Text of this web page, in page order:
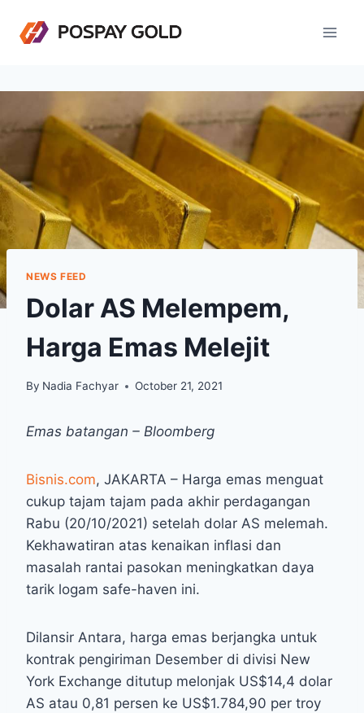
NEWS FEED
Dolar AS Melempem,
Harga Emas Melejit
By Nadia Fachyar October 21, 2021
Emas batangan – Bloomberg
Bisnis.com, JAKARTA – Harga emas menguat
cukup tajam tajam pada akhir perdagangan
Rabu (20/10/2021) setelah dolar AS melemah.
Kekhawatiran atas kenaikan inflasi dan
masalah rantai pasokan meningkatkan daya
tarik logam safe-haven ini.
Dilansir Antara, harga emas berjangka untuk
kontrak pengiriman Desember di divisi New
York Exchange ditutup melonjak US$14,4 dolar
AS atau 0,81 persen ke US$1.784,90 per troy